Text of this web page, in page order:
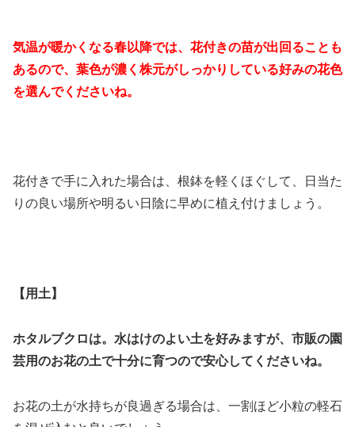
気温が暖かくなる春以降では、花付きの苗が出回ることも
あるので、葉色が濃く株元がしっかりしている好みの花色
を選んでくださいね。
花付きで手に入れた場合は、根鉢を軽くほぐして、日当た
りの良い場所や明るい日陰に早めに植え付けましょう。
【用土】
ホタルブクロは。水はけのよい土を好みますが、市販の園
芸用のお花の土で十分に育つので安心してくださいね。
お花の土が水持ちが良過ぎる場合は、一割ほど小粒の軽石